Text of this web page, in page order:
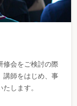
修会をご検討の際
講師をはじめ、事
します。